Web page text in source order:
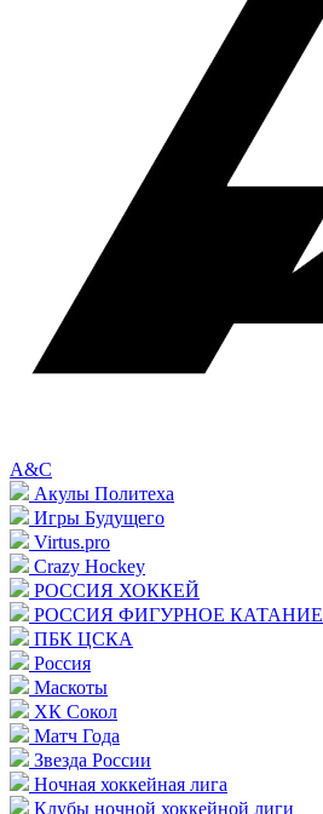
A&C
Акулы Политеха
Игры Будущего
Virtus.pro
Crazy Hockey
РОССИЯ ХОККЕЙ
РОССИЯ ФИГУРНОЕ КАТАНИЕ
ПБК ЦСКА
Россия
Маскоты
ХК Сокол
Матч Года
Звезда России
Ночная хоккейная лига
Клубы ночной хоккейной лиги